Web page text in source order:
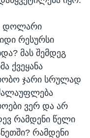
დოლარი
რესურსი
მას შემდეგ
ქვეყანა
ჯარი სრულად
ვერ და არ
რამდენი წელი
რამდენი